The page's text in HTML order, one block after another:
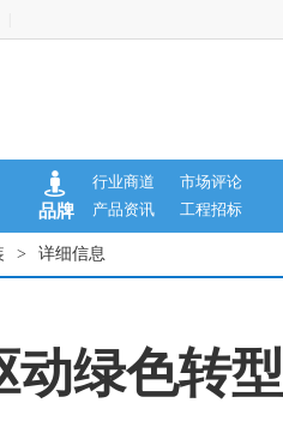
品牌
行业商道
市场评论
产品资讯
工程招标
> 详细信息
动绿色转